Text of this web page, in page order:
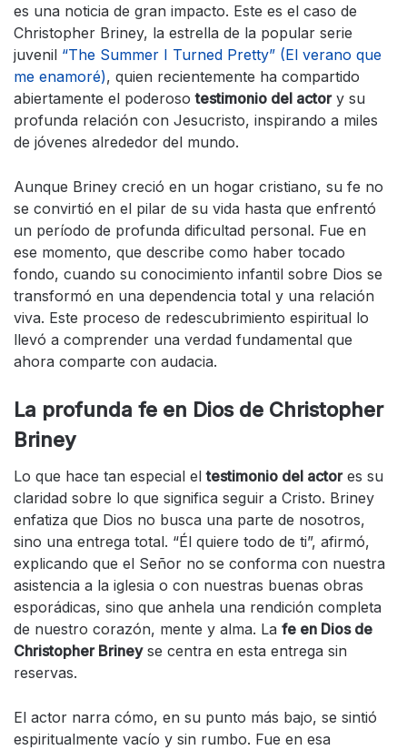
es una noticia de gran impacto. Este es el caso de
Christopher Briney, la estrella de la popular serie
juvenil “The Summer I Turned Pretty” (El verano que
me enamoré), quien recientemente ha compartido
abiertamente el poderosotestimonio del actory su
profunda relación con Jesucristo, inspirando a miles
de jóvenes alrededor del mundo.
Aunque Briney creció en un hogar cristiano, su fe no
se convirtió en el pilar de su vida hasta que enfrentó
un período de profunda dificultad personal. Fue en
ese momento, que describe como haber tocado
fondo, cuando su conocimiento infantil sobre Dios se
transformó en una dependencia total y una relación
viva. Este proceso de redescubrimiento espiritual lo
llevó a comprender una verdad fundamental que
ahora comparte con audacia.
La profunda fe en Dios de Christopher
Briney
Lo que hace tan especial eltestimonio del actores su
claridad sobre lo que significa seguir a Cristo. Briney
enfatiza que Dios no busca una parte de nosotros,
sino una entrega total. “Él quiere todo de ti”, afirmó,
explicando que el Señor no se conforma con nuestra
asistencia a la iglesia o con nuestras buenas obras
esporádicas, sino que anhela una rendición completa
de nuestro corazón, mente y alma. La fe en Dios de
Christopher Brineyse centra en esta entrega sin
reservas.
El actor narra cómo, en su punto más bajo, se sintió
espiritualmente vacío y sin rumbo. Fue en esa